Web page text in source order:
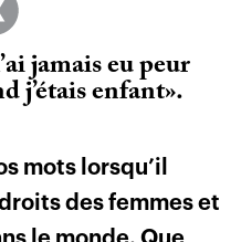
jamais eu peur
j’étais enfant».
mots lorsqu’il
des femmes et